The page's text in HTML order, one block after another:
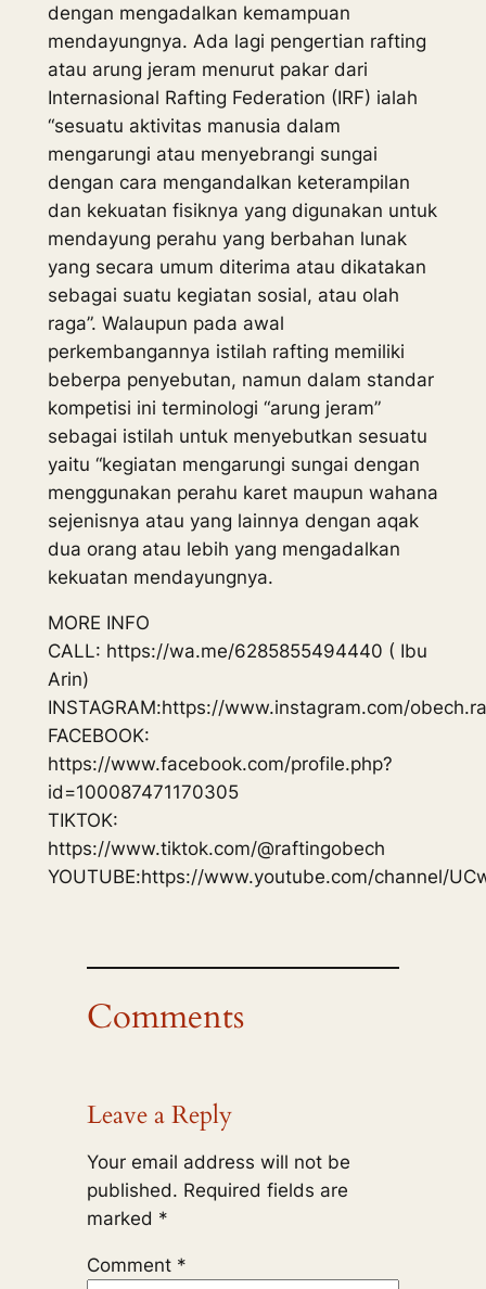
dengan mengadalkan kemampuan
mendayungnya. Ada lagi pengertian rafting
atau arung jeram menurut pakar dari
Internasional Rafting Federation (IRF) ialah
“sesuatu aktivitas manusia dalam
mengarungi atau menyebrangi sungai
dengan cara mengandalkan keterampilan
dan kekuatan fisiknya yang digunakan untuk
mendayung perahu yang berbahan lunak
yang secara umum diterima atau dikatakan
sebagai suatu kegiatan sosial, atau olah
raga”. Walaupun pada awal
perkembangannya istilah rafting memiliki
beberpa penyebutan, namun dalam standar
kompetisi ini terminologi “arung jeram”
sebagai istilah untuk menyebutkan sesuatu
yaitu “kegiatan mengarungi sungai dengan
menggunakan perahu karet maupun wahana
sejenisnya atau yang lainnya dengan aqak
dua orang atau lebih yang mengadalkan
kekuatan mendayungnya.
MORE INFO
CALL: https://wa.me/6285855494440 ( Ibu
Arin)
INSTAGRAM:https://www.instagram.com/
FACEBOOK:
https://www.facebook.com/profile.php?
id=100087471170305
TIKTOK:
https://www.tiktok.com/@raftingobech
YOUTUBE:https://www.youtube.com/channel/
Comments
Leave a Reply
Your email address will not be
published. Required fields are
marked *
Comment *